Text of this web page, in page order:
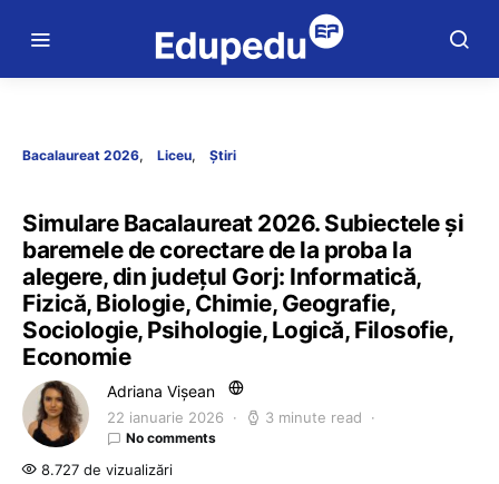
Bacalaureat 2026 Liceu Știri
Simulare Bacalaureat 2026. Subiectele și
baremele de corectare de la proba la
alegere, din județul Gorj: Informatică,
Fizică, Biologie, Chimie, Geografie,
Sociologie, Psihologie, Logică, Filosofie,
Economie
Adriana Vișean
22 ianuarie 2026 3 minute read
No comments
8.727 de vizualizări